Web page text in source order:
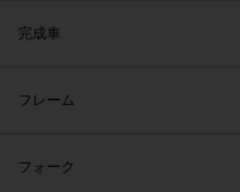
完成車
フレーム
フォーク